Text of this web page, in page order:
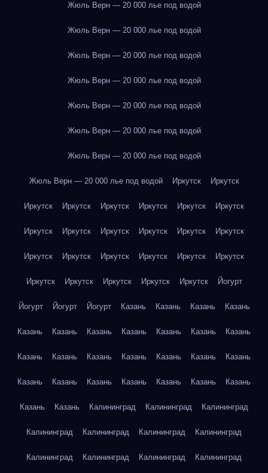
Жюль Верн — 20 000 лье под водой
Жюль Верн — 20 000 лье под водой
Жюль Верн — 20 000 лье под водой
Жюль Верн — 20 000 лье под водой
Жюль Верн — 20 000 лье под водой
Жюль Верн — 20 000 лье под водой
Жюль Верн — 20 000 лье под водой
Жюль Верн — 20 000 лье под водой Иркутск Иркутск
Иркутск Иркутск Иркутск Иркутск Иркутск Иркутск
Иркутск Иркутск Иркутск Иркутск Иркутск Иркутск
Иркутск Иркутск Иркутск Иркутск Иркутск Иркутск
Иркутск Иркутск Иркутск Иркутск Иркутск Йогурт
Йогурт Йогурт Йогурт Казань Казань Казань Казань
Казань Казань Казань Казань Казань Казань Казань
Казань Казань Казань Казань Казань Казань Казань
Казань Казань Казань Казань Казань Казань Казань
Казань Казань Калининград Калининград Калининград
Калининград Калининград Калининград Калининград
Калининград Калининград Калининград Калининград